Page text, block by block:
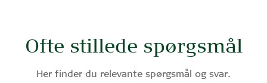
Ofte stillede spørgsmål
Her finder du relevante spørgsmål og svar.